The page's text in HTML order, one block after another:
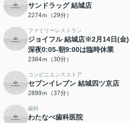
サンドラッグ 結城店
2274ｍ（29分）
ファミリーレストラン
ジョイフル 結城店※2月14日(金)
深夜0:05-朝9:00は臨時休業
2384ｍ（30分）
コンビニエンスストア
セブンイレブン 結城四ツ京店
2899ｍ（37分）
歯科
わたなべ歯科医院